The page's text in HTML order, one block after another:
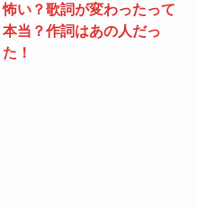
怖い？歌詞が変わったって
本当？作詞はあの人だっ
た！